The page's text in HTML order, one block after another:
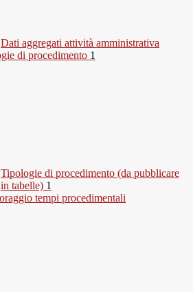
Dati aggregati attività amministrativa
di procedimento 1
Tipologie di procedimento (da pubblicare
in tabelle) 1
tempi procedimentali